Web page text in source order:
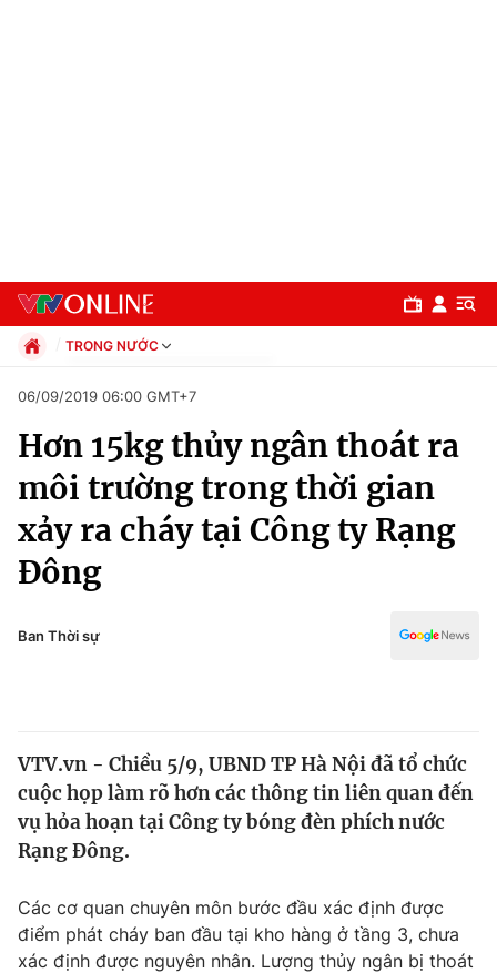
Chuyên mục
Chính trị
Xã hội
Pháp luật
Thế giới
Tin tức
Thế giới đó đây
Câu chuyện quốc tế
Kinh tế
Thị trường
Góc doanh nghiệp
Truyền hình
TRONG NƯỚC
Xã hội
Pháp luật
Kinh tế
Thể thao
Truyền hình
Văn hóa - Giải trí
Y tế
Công nghệ
06/09/2019 06:00 GMT+7
Hơn 15kg thủy ngân thoát ra
môi trường trong thời gian
xảy ra cháy tại Công ty Rạng
Đông
Ban Thời sự
VTV.vn - Chiều 5/9, UBND TP Hà Nội đã tổ chức
cuộc họp làm rõ hơn các thông tin liên quan đến
vụ hỏa hoạn tại Công ty bóng đèn phích nước
Rạng Đông.
Các cơ quan chuyên môn bước đầu xác định được
điểm phát cháy ban đầu tại kho hàng ở tầng 3, chưa
xác định được nguyên nhân. Lượng thủy ngân bị thoát